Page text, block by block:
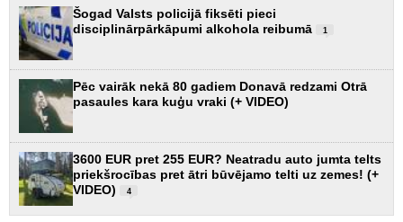
Šogad Valsts policijā fiksēti pieci
disciplinārpārkāpumi alkohola reibumā
1
Pēc vairāk nekā 80 gadiem Donavā redzami Otrā
pasaules kara kuģu vraki (+ VIDEO)
3600 EUR pret 255 EUR? Neatradu auto jumta telts
priekšrocības pret ātri būvējamo telti uz zemes! (+
VIDEO)
4